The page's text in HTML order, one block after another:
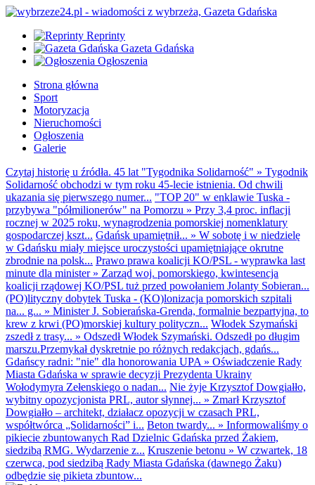
Reprinty
Gazeta Gdańska
Ogłoszenia
Strona główna
Sport
Motoryzacja
Nieruchomości
Ogłoszenia
Galerie
Czytaj historię u źródła. 45 lat "Tygodnika Solidarność" » Tygodnik
Solidarność obchodzi w tym roku 45-lecie istnienia. Od chwili
ukazania się pierwszego numer... "TOP 20" w enklawie Tuska -
przybywa "półmilionerów" na Pomorzu » Przy 3,4 proc. inflacji
rocznej w 2025 roku, wynagrodzenia pomorskiej nomenklatury
gospodarczej kszt... Gdańsk upamiętnił... » W sobotę i w niedzielę
w Gdańsku miały miejsce uroczystości upamiętniające okrutne
zbrodnie na polsk... Prawo prawa koalicji KO/PSL - wyprawka last
minute dla minister» Zarząd woj. pomorskiego, kwintesencja
koalicji rządowej KO/PSL tuż przed powołaniem Jolanty Sobieran...
(PO)lityczny dobytek Tuska - (KO)lonizacja pomorskich szpitali
na... g... » Minister J. Sobierańska-Grenda, formalnie bezpartyjna, to
krew z krwi (PO)morskiej kultury polityczn... Włodek Szymański
zszedł z trasy... » Odszedł Włodek Szymański. Odszedł po długim
marszu.Przemykał dyskretnie po różnych redakcjach, gdańs...
Gdańscy radni: "nie" dla honorowania UPA » Oświadczenie Rady
Miasta Gdańska w sprawie decyzji Prezydenta Ukrainy
Wołodymyra Zełenskiego o nadan... Nie żyje Krzysztof Dowgiałło,
wybitny opozycjonista PRL, autor słynnej... » Zmarł Krzysztof
Dowgiałło – architekt, działacz opozycji w czasach PRL,
współtwórca „Solidarności” i... Beton twardy... » Informowaliśmy o
pikiecie zbuntowanych Rad Dzielnic Gdańska przed Żakiem,
siedzibą RMG. Wydarzenie z... Kruszenie betonu » W czwartek, 18
czerwca, pod siedzibą Rady Miasta Gdańska (dawnego Żaku)
odbędzie się pikieta zbuntow...